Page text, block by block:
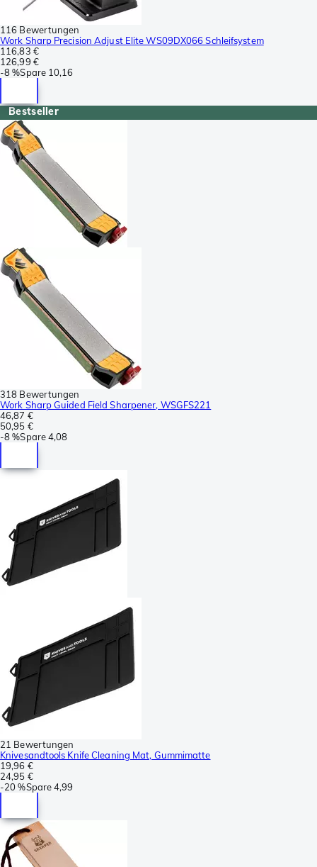
116 Bewertungen
Work Sharp Precision Adjust Elite WS09DX066 Schleifsystem
116,83 €
126,99 €
-8 %Spare 10,16
Bestseller
318 Bewertungen
Work Sharp Guided Field Sharpener, WSGFS221
46,87 €
50,95 €
-8 %Spare4,08
21 Bewertungen
Knivesandtools Knife Cleaning Mat, Gummimatte
19,96 €
24,95 €
-20 %Spare4,99